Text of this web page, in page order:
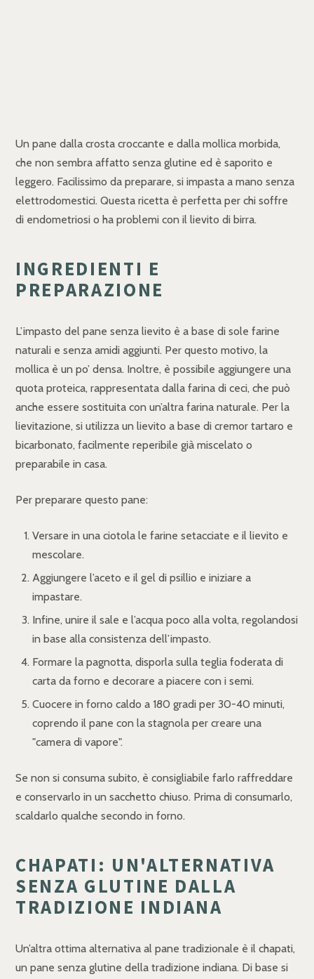
Un pane dalla crosta croccante e dalla mollica morbida,
che non sembra affatto senza glutine ed è saporito e
leggero. Facilissimo da preparare, si impasta a mano senza
elettrodomestici. Questa ricetta è perfetta per chi soffre
di endometriosi o ha problemi con il lievito di birra.
INGREDIENTI E
PREPARAZIONE
L’impasto del pane senza lievito è a base di sole farine
naturali e senza amidi aggiunti. Per questo motivo, la
mollica è un po’ densa. Inoltre, è possibile aggiungere una
quota proteica, rappresentata dalla farina di ceci, che può
anche essere sostituita con un’altra farina naturale. Per la
lievitazione, si utilizza un lievito a base di cremor tartaro e
bicarbonato, facilmente reperibile già miscelato o
preparabile in casa.
Per preparare questo pane:
Versare in una ciotola le farine setacciate e il lievito e
mescolare.
Aggiungere l’aceto e il gel di psillio e iniziare a
impastare.
Infine, unire il sale e l’acqua poco alla volta, regolandosi
in base alla consistenza dell’impasto.
Formare la pagnotta, disporla sulla teglia foderata di
carta da forno e decorare a piacere con i semi.
Cuocere in forno caldo a 180 gradi per 30-40 minuti,
coprendo il pane con la stagnola per creare una
"camera di vapore".
Se non si consuma subito, è consigliabile farlo raffreddare
e conservarlo in un sacchetto chiuso. Prima di consumarlo,
scaldarlo qualche secondo in forno.
CHAPATI: UN'ALTERNATIVA
SENZA GLUTINE DALLA
TRADIZIONE INDIANA
Un’altra ottima alternativa al pane tradizionale è il chapati,
un pane senza glutine della tradizione indiana. Di base si